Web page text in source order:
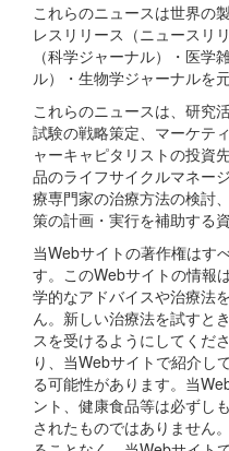
これらのニュースは世界の
レスリリース（ニュースリ
（科学ジャーナル）・医学
ル）・生物学ジャーナルを
これらのニュースは、研究
試験の戦略策定、マーケテ
ャーキャピタリストの投資
品のライフサイクルマネー
療専門家の治療方法の検討
策の計画・実行を補助する
当Webサイトの著作権はす
す。このWebサイトの情報
学的なアドバイスや治療法
ん。新しい治療法を試すと
スを受けるようにしてくだ
り、当Webサイトで紹介し
る可能性があります。当
ント、健康食品等は必ずし
されたものではありません